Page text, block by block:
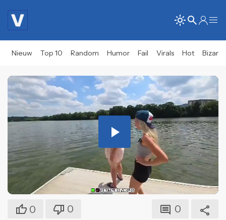
Nieuw Top 10 Random Humor Fail Virals Hot Bizar
Play
Video
0 0 0